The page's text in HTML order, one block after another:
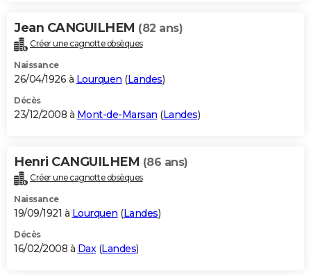
Jean CANGUILHEM (82 ans)
Créer une cagnotte obsèques
Naissance
26/04/1926 à Lourquen (Landes)
Décès
23/12/2008 à Mont-de-Marsan (Landes)
Henri CANGUILHEM (86 ans)
Créer une cagnotte obsèques
Naissance
19/09/1921 à Lourquen (Landes)
Décès
16/02/2008 à Dax(Landes)